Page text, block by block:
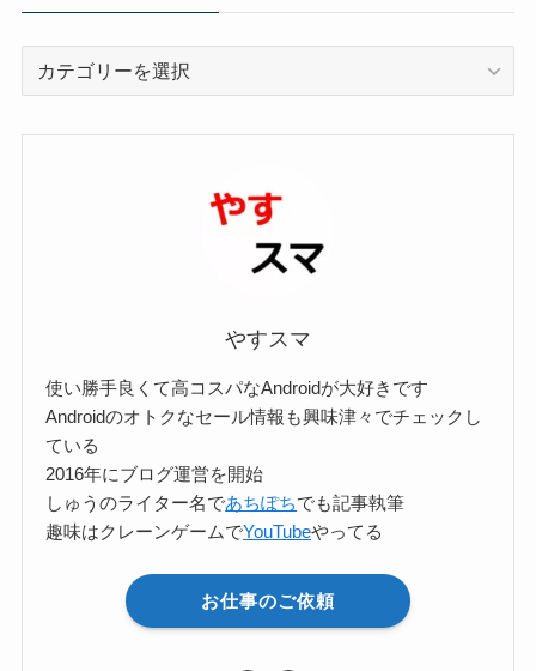
やすスマ
使い勝手良くて高コスパなAndroidが大好きです
Androidのオトクなセール情報も興味津々でチェックし
ている
2016年にブログ運営を開始
しゅうのライター名であちぽちでも記事執筆
趣味はクレーンゲームでYouTubeやってる
お仕事のご依頼